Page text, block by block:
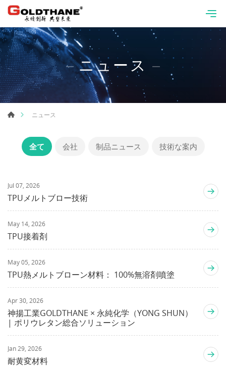
ニュース
ニュース
全て 会社 制品ニュース 技術な案内
Jul 07, 2026
TPUメルトブロー技術
May 14, 2026
TPU接着剤
May 05, 2026
TPU熱メルトブローン材料： 100%無溶剤噴塗
Apr 30, 2026
神揚工業GOLDTHANE × 永純化学（YONG SHUN）
| ポリウレタン総合ソリューション
Jan 29, 2026
耐黄変材料